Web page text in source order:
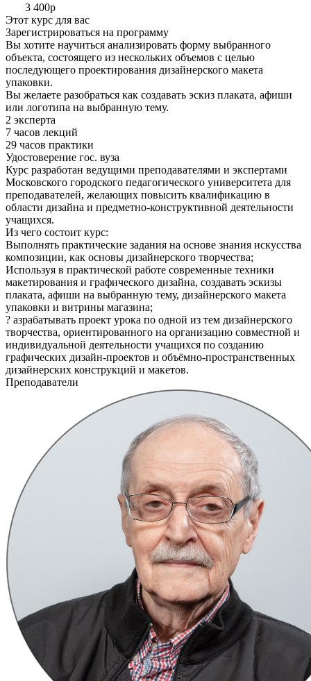
3 400р
Этот курс для вас
Зарегистрироваться на программу
Вы хотите научиться анализировать форму выбранного
объекта, состоящего из нескольких объемов с целью
последующего проектирования дизайнерского макета
упаковки.
Вы желаете разобраться как создавать эскиз плаката, афиши
или логотипа на выбранную тему.
2 эксперта
7 часов лекций
29 часов практики
Удостоверение гос. вуза
Курс разработан ведущими преподавателями и экспертами
Московского городского педагогического университета для
преподавателей, желающих повысить квалификацию в
области дизайна и предметно-конструктивной деятельности
учащихся.
Из чего состоит курс:
Выполнять практические задания на основе знания искусства
композиции, как основы дизайнерского творчества;
Используя в практической работе современные техники
макетирования и графического дизайна, создавать эскизы
плаката, афиши на выбранную тему, дизайнерского макета
упаковки и витрины магазина;
? азрабатывать проект урока по одной из тем дизайнерского
творчества, ориентированного на организацию совместной и
индивидуальной деятельности учащихся по созданию
графических дизайн-проектов и объёмно-пространственных
дизайнерских конструкций и макетов.
Преподаватели